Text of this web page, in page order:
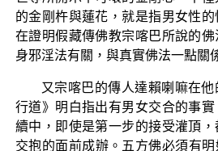
的金剛杵與蓮花，就是指男女性
在證明假藏傳佛教宗喀巴所說的
身邪淫法有關，與真實佛法一點關
又宗喀巴的傳人達賴喇嘛在
行道》明白指出有男女交合的事
續中，即使是第一步的接受灌頂
交抱的面前成辦。五方佛必須有